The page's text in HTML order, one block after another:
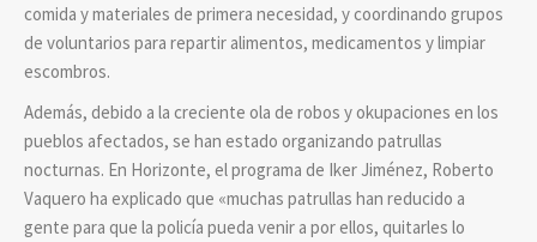
comida y materiales de primera necesidad, y coordinando grupos
de voluntarios para repartir alimentos, medicamentos y limpiar
escombros.
Además, debido a la creciente ola de robos y okupaciones en los
pueblos afectados, se han estado organizando patrullas
nocturnas. En Horizonte, el programa de Iker Jiménez, Roberto
Vaquero ha explicado que «muchas patrullas han reducido a
gente para que la policía pueda venir a por ellos, quitarles lo